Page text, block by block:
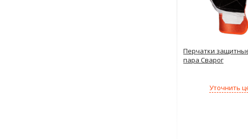
Перчатки
пара Сварог
Уточнить